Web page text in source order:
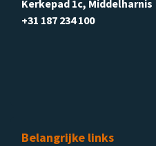
Kerkepad 1c, Middelharnis
+31 187 234 100
Belangrijke links